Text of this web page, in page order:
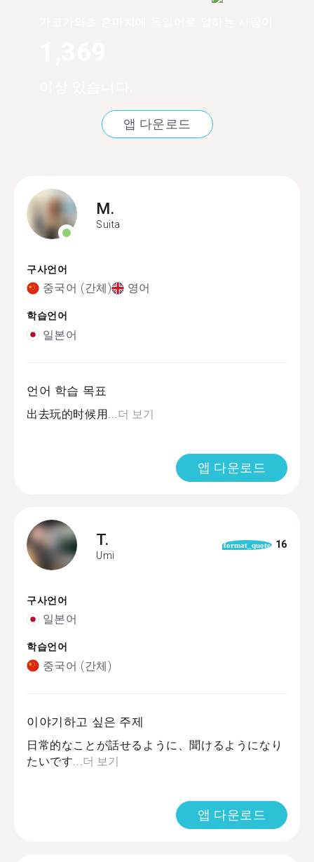
앱 다운로드
M.
Suita
구사언어
중국어 (간체) 영어
학습언어
일본어
언어 학습 목표
出去玩的时候用... 더 보기
앱 다운로드
T.
Umi
format_quote 16
구사언어
일본어
학습언어
중국어 (간체)
이야기하고 싶은 주제
日常的なことが話せるように、聞けるようになり
たいです... 더 보기
앱 다운로드